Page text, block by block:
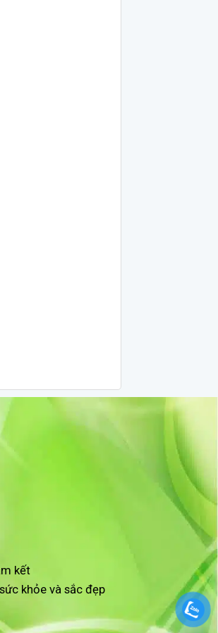
kết
khỏe và sắc đẹp